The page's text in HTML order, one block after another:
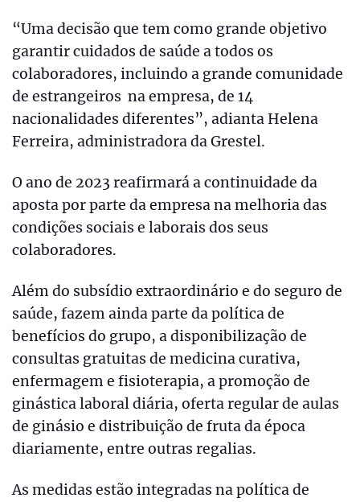
“Uma decisão que tem como grande objetivo
garantir cuidados de saúde a todos os
colaboradores, incluindo a grande comunidade
de estrangeiros na empresa, de 14
nacionalidades diferentes”, adianta Helena
Ferreira, administradora da Grestel.
O ano de 2023 reafirmará a continuidade da
aposta por parte da empresa na melhoria das
condições sociais e laborais dos seus
colaboradores.
Além do subsídio extraordinário e do seguro de
saúde, fazem ainda parte da política de
benefícios do grupo, a disponibilização de
consultas gratuitas de medicina curativa,
enfermagem e fisioterapia, a promoção de
ginástica laboral diária, oferta regular de aulas
de ginásio e distribuição de fruta da época
diariamente, entre outras regalias.
As medidas estão integradas na política de